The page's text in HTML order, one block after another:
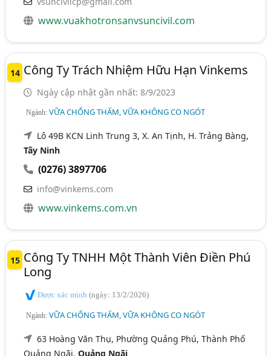
www.vuakhotronsanvsuncivil.com
14 Công Ty Trách Nhiệm Hữu Hạn Vinkems
Ngày cập nhật gần nhất: 8/9/2023
Ngành:VỮA CHỐNG THẤM, VỮA KHÔNG CO NGÓT
Lô 49B KCN Linh Trung 3, X. An Tịnh, H. Trảng Bàng,
Tây Ninh
(0276) 3897706
info@vinkems.com
www.vinkems.com.vn
15 Công Ty TNHH Một Thành Viên Điền Phú
Long
Được xác minh(ngày: 13/2/2026)
Ngành:VỮA CHỐNG THẤM, VỮA KHÔNG CO NGÓT
63 Hoàng Văn Thụ, Phường Quảng Phú, Thành Phố
Quảng Ngãi,Quảng Ngãi